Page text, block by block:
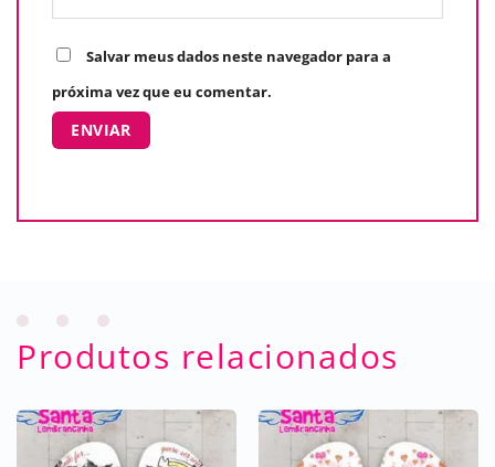
Salvar meus dados neste navegador para a
próxima vez que eu comentar.
Produtos relacionados